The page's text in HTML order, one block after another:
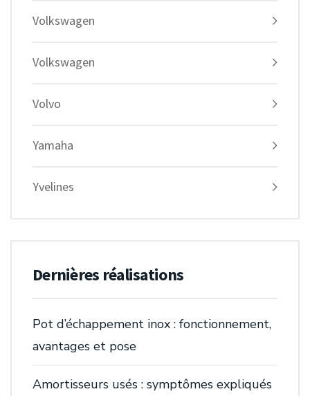
Volkswagen
Volkswagen
Volvo
Yamaha
Yvelines
Dernières réalisations
Pot d’échappement inox : fonctionnement,
avantages et pose
Amortisseurs usés : symptômes expliqués